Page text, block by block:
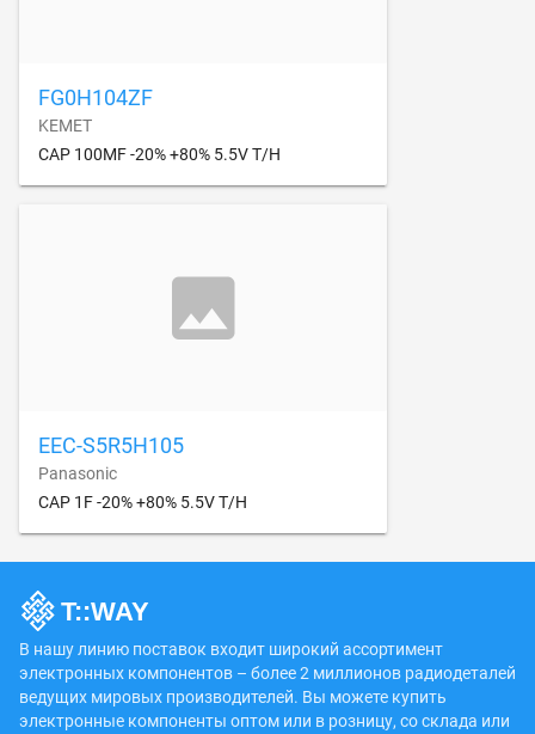
FG0H104ZF
KEMET
CAP 100MF -20% +80% 5.5V T/H
EEC-S5R5H105
Panasonic
CAP 1F -20% +80% 5.5V T/H
В нашу линию поставок входит широкий ассортимент
электронных компонентов – более 2 миллионов радиодеталей
ведущих мировых производителей. Вы можете купить
электронные компоненты оптом или в розницу, со склада или